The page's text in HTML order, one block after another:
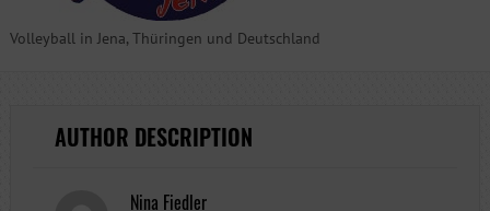
Volleyball in Jena, Thüringen und Deutschland
AUTHOR DESCRIPTION
Nina Fiedler